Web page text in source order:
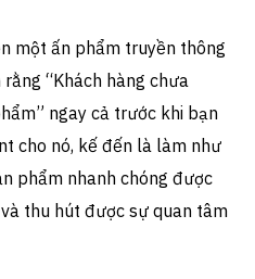
một ấn phẩm truyền thông
“Khách hàng chưa
ngay cả trước khi bạn
cho nó, kế đến là làm như
phẩm nhanh chóng được
thu hút được sự quan tâm